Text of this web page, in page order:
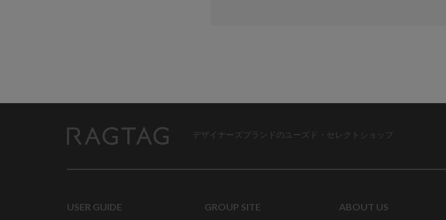
デザイナーズブランドのユーズド・セレクトショップ
USER GUIDE GROUP SITE ABOUT US